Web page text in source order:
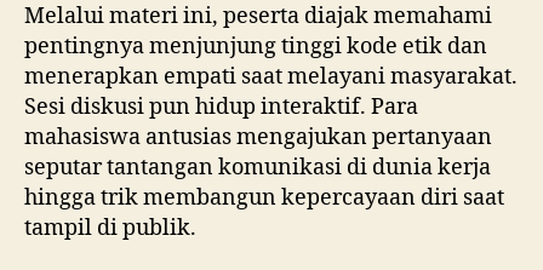
Melalui materi ini, peserta diajak memahami
pentingnya menjunjung tinggi kode etik dan
menerapkan empati saat melayani masyarakat.
Sesi diskusi pun hidup interaktif. Para
mahasiswa antusias mengajukan pertanyaan
seputar tantangan komunikasi di dunia kerja
hingga trik membangun kepercayaan diri saat
tampil di publik.